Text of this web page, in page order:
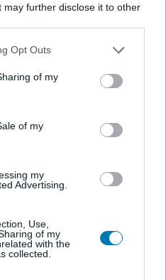
may further disclose it to other
uses one or more Google
behaviour. You may click to
and its third-party tags to
purposes in below Google
Opt Outs
of my
of my
my
Advertising.
Use,
of my
with the
collected.
lesz, de például a
(korábban 343 Industries)
vaskos lista érkezett arról,
min lenne érdemes
közötti tudás- és
a Bethesdának
lövöldözést a Starfieldben, a
a State of Decay 3-at.